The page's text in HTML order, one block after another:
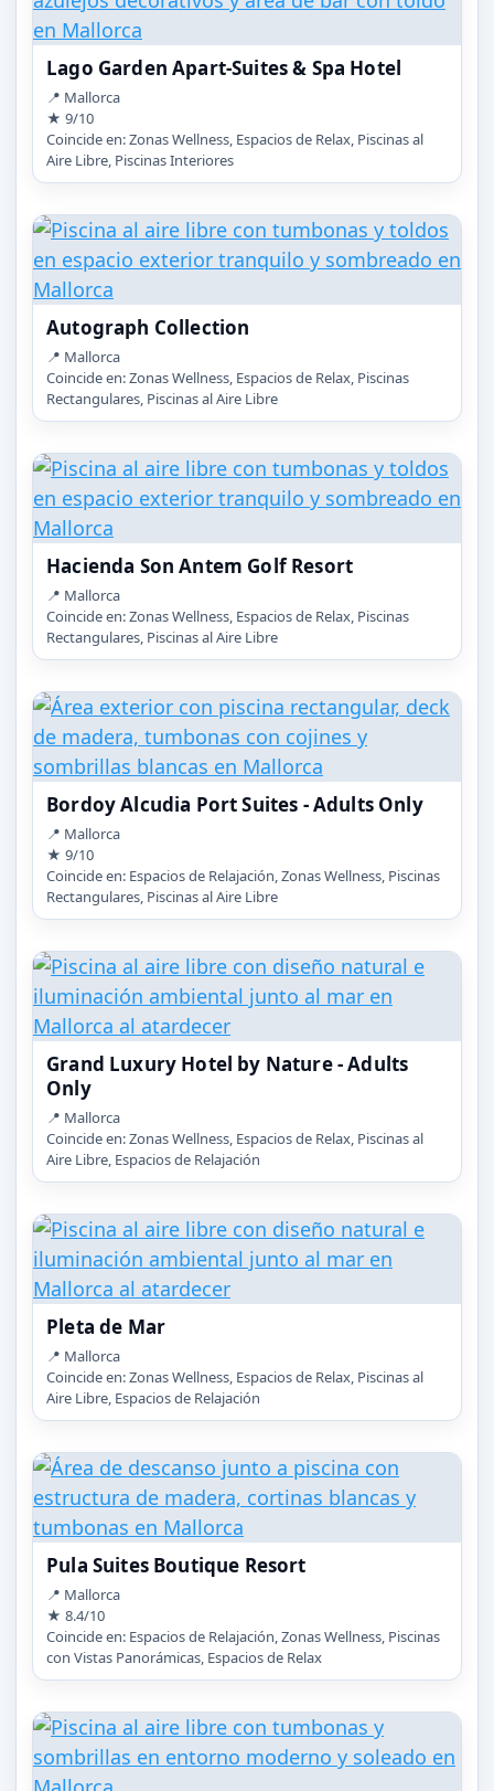
Lago Garden Apart-Suites & Spa Hotel
📍 Mallorca
★ 9/10
Coincide en: Zonas Wellness, Espacios de Relax, Piscinas al
Aire Libre, Piscinas Interiores
Autograph Collection
📍 Mallorca
Coincide en: Zonas Wellness, Espacios de Relax, Piscinas
Rectangulares, Piscinas al Aire Libre
Hacienda Son Antem Golf Resort
📍 Mallorca
Coincide en: Zonas Wellness, Espacios de Relax, Piscinas
Rectangulares, Piscinas al Aire Libre
Bordoy Alcudia Port Suites - Adults Only
📍 Mallorca
★ 9/10
Coincide en: Espacios de Relajación, Zonas Wellness, Piscinas
Rectangulares, Piscinas al Aire Libre
Grand Luxury Hotel by Nature - Adults
Only
📍 Mallorca
Coincide en: Zonas Wellness, Espacios de Relax, Piscinas al
Aire Libre, Espacios de Relajación
Pleta de Mar
📍 Mallorca
Coincide en: Zonas Wellness, Espacios de Relax, Piscinas al
Aire Libre, Espacios de Relajación
Pula Suites Boutique Resort
📍 Mallorca
★ 8.4/10
Coincide en: Espacios de Relajación, Zonas Wellness, Piscinas
con Vistas Panorámicas, Espacios de Relax